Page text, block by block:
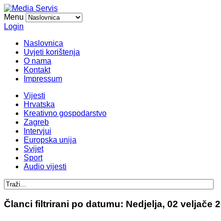
Menu
Login
Naslovnica
Uvjeti korištenja
O nama
Kontakt
Impressum
Vijesti
Hrvatska
Kreativno gospodarstvo
Zagreb
Intervjui
Europska unija
Svijet
Sport
Audio vijesti
Članci filtrirani po datumu: Nedjelja, 02 veljače